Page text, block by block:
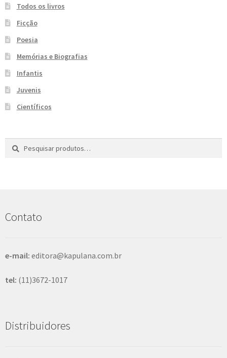
Todos os livros
Ficção
Poesia
Memórias e Biografias
Infantis
Juvenis
Científicos
Pesquisar
a
Contato
e-mail: editora@kapulana.com.br
tel: (11)3672-1017
Distribuidores